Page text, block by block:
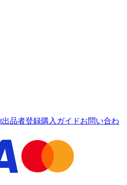
出品者登録購入ガイドお問い合わ